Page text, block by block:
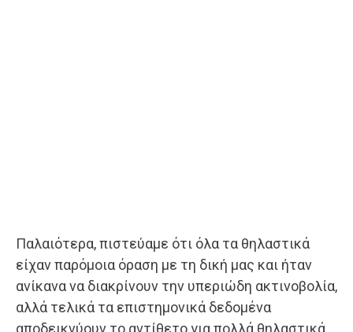
Παλαιότερα, πιστεύαμε ότι όλα τα θηλαστικά
είχαν παρόμοια όραση με τη δική μας και ήταν
ανίκανα να διακρίνουν την υπεριώδη ακτινοβολία,
αλλά τελικά τα επιστημονικά δεδομένα
αποδεικνύουν το αντίθετο για πολλά θηλαστικά.